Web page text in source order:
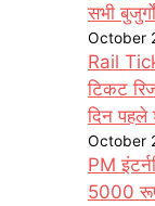
सभी
October
Rail
टिकट
दिन पहले
October
PM
5000